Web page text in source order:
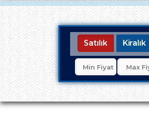
Satılık Kiralık